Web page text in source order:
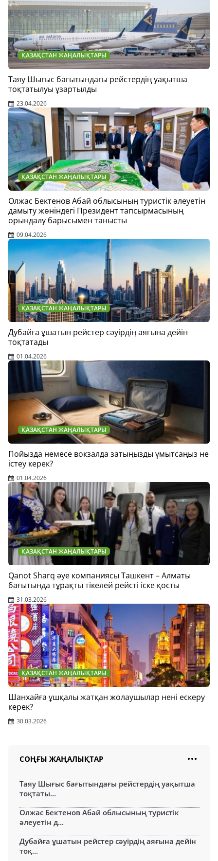
ҚАЗАҚСТАН ЖАҢАЛЫҚТАРЫ
Таяу Шығыс бағытындағы рейстердің уақытша
тоқтатылуы ұзартылды
23.04.2026
ҚАЗАҚСТАН ЖАҢАЛЫҚТАРЫ
Олжас Бектенов Абай облысының туристік әлеуетін
дамыту жөніндегі Президент тапсырмасының
орындалу барысымен танысты
09.04.2026
ҚАЗАҚСТАН ЖАҢАЛЫҚТАРЫ
Дубайға ұшатын рейстер сәуірдің аяғына дейін
тоқтатады
01.04.2026
ҚАЗАҚСТАН ЖАҢАЛЫҚТАРЫ
Пойызда немесе вокзалда затыңызды ұмытсаңыз не
істеу керек?
01.04.2026
ҚАЗАҚСТАН ЖАҢАЛЫҚТАРЫ
Qanot Sharq әуе компаниясы Ташкент – Алматы
бағытында тұрақты тікелей рейсті іске қосты
31.03.2026
ҚАЗАҚСТАН ЖАҢАЛЫҚТАРЫ
Шанхайға ұшқалы жатқан жолаушылар нені ескеру
керек?
30.03.2026
СОҢҒЫ ЖАҢАЛЫҚТАР
Таяу Шығыс бағытындағы рейстердің уақытша
тоқтаты...
Олжас Бектенов Абай облысының туристік
әлеуетін д...
Дубайға ұшатын рейстер сәуірдің аяғына дейін
тоқ...